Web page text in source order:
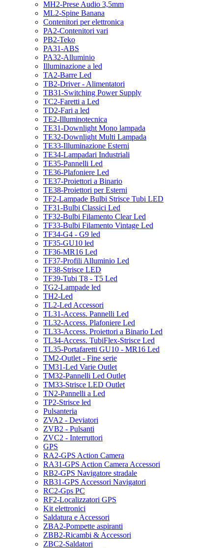
MH2-Prese Audio 3,5mm
ML2-Spine Banana
Contenitori per elettronica
PA2-Contenitori vari
PB2-Teko
PA31-ABS
PA32-Alluminio
Illuminazione a led
TA2-Barre Led
TB2-Driver - Alimentatori
TB31-Switching Power Supply
TC2-Faretti a Led
TD2-Fari a led
TE2-Illuminotecnica
TE31-Downlight Mono lampada
TE32-Downlight Multi Lampada
TE33-Illuminazione Esterni
TE34-Lampadari Industriali
TE35-Pannelli Led
TE36-Plafoniere Led
TE37-Proiettori a Binario
TE38-Proiettori per Esterni
TF2-Lampade Bulbi Strisce Tubi LED
TF31-Bulbi Classici Led
TF32-Bulbi Filamento Clear Led
TF33-Bulbi Filamento Vintage Led
TF34-G4 - G9 led
TF35-GU10 led
TF36-MR16 Led
TF37-Profili Alluminio Led
TF38-Strisce LED
TF39-Tubi T8 - T5 Led
TG2-Lampade led
TH2-Led
TL2-Led Accessori
TL31-Access. Pannelli Led
TL32-Access. Plafoniere Led
TL33-Access. Proiettori a Binario Led
TL34-Access. TubiFlex-Strisce Led
TL35-Portafaretti GU10 - MR16 Led
TM2-Outlet - Fine serie
TM31-Led Varie Outlet
TM32-Pannelli Led Outlet
TM33-Strisce LED Outlet
TN2-Pannelli a Led
TP2-Strisce led
Pulsanteria
ZVA2 - Deviatori
ZVB2 - Pulsanti
ZVC2 - Interruttori
GPS
RA2-GPS Action Camera
RA31-GPS Action Camera Accessori
RB2-GPS Navigatore stradale
RB31-GPS Accessori Navigatori
RC2-Gps PC
RF2-Localizzatori GPS
Kit elettronici
Saldatura e Accessori
ZBA2-Pompette aspiranti
ZBB2-Ricambi & Accessori
ZBC2-Saldatori